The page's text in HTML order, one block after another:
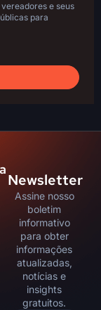
e seus
para
Newsletter
Assine nosso
boletim
informativo
para obter
informações
atualizadas,
notícias e
insights
gratuitos.​